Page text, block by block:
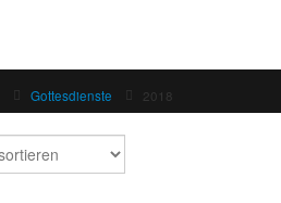
Gottesdienste 2018